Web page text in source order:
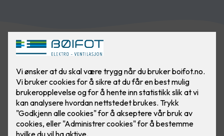
Vi leverer komplette adgangskontrollsystemer
til private og bedrifter
Vi produserer også adgangskort som kan brukes som ID-
kort med bilde og opplysninger om den ansatte. Med et
adgangskontrollsystem fra RCO erstatter en kodebrikke
eller et kort hele nøkkelknippet. En nøkkel passer kanskje
kun på én eller noen få dører, og kan ikke tidsstyres. Den kan
dessuten kopieres eller stjeles, noe som medfører dyre